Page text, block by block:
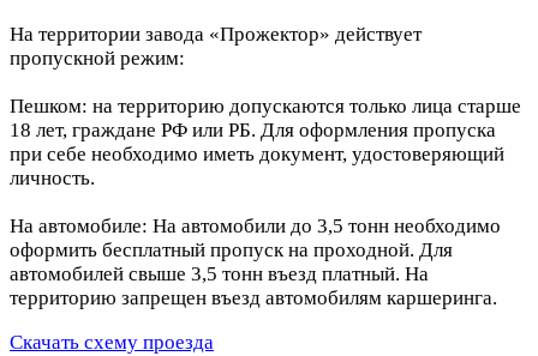
На территории завода «Прожектор» действует
пропускной режим:
Пешком: на территорию допускаются только лица старше
18 лет, граждане РФ или РБ. Для оформления пропуска
при себе необходимо иметь документ, удостоверяющий
личность.
На автомобиле: На автомобили до 3,5 тонн необходимо
оформить бесплатный пропуск на проходной. Для
автомобилей свыше 3,5 тонн въезд платный. На
территорию запрещен въезд автомобилям каршеринга.
Скачать схему проезда